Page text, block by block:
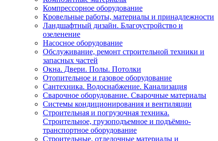
Компрессорное оборудование
Кровельные работы, материалы и принадлежности
Ландшафтный дизайн. Благоустройство и
озеленение
Насосное оборудование
Обслуживание, ремонт строительной техники и
запасных частей
Окна. Двери. Полы. Потолки
Отопительное и газовое оборудование
Сантехника. Водоснабжение. Канализация
Сварочное оборудование. Сварочные материалы
Сиcтемы кондиционирования и вентиляции
Строительная и погрузочная техника.
Строительное, грузоподъемное и подъёмно-
транспортное оборудование
Строительные, отделочные материалы и